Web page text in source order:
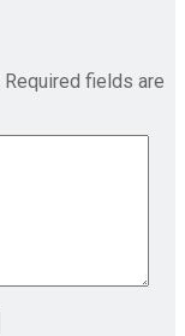
Required fields are